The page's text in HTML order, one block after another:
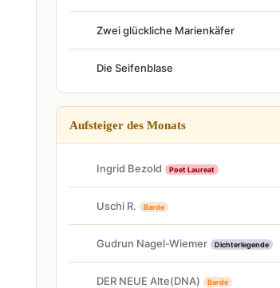
Zwei glückliche Marienkäfer
Die Seifenblase
Aufsteiger des Monats
Ingrid Bezold Poet Laureat
Uschi R. Barde
Gudrun Nagel-Wiemer Dichterlegende
DER NEUE Alte(DNA) Barde